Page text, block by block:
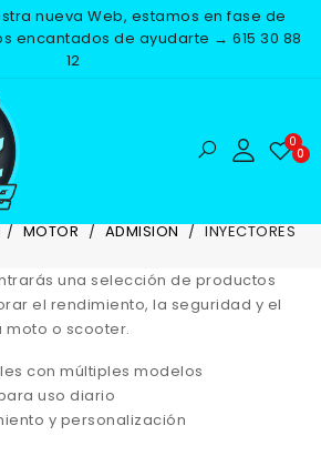
nueva Web, estamos en fase de
encantados de ayudarte → 615 30 88
12
INYECTORES
MOTOR ADMISION INYECTORES
una selección de productos
el rendimiento, la seguridad y el
moto o scooter.
con múltiples modelos
uso diario
y personalización